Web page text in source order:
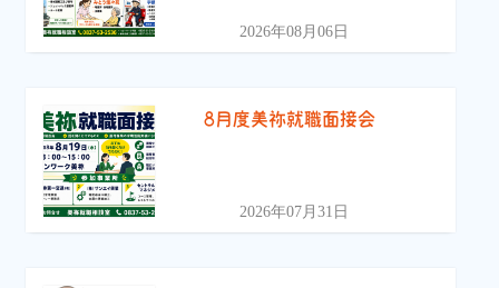
2026年08月06日
8月度美祢就職面接会
2026年07月31日